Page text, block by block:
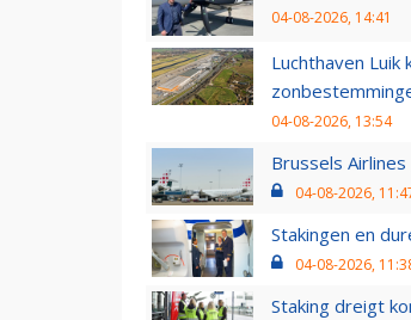
04-08-2026, 14:41
Luchthaven
04-08-2026, 13:54
Brussels
04-08-2026,
Stakingen en
04-08-2026,
Staking dreigt